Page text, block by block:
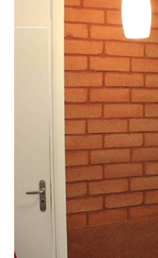
Compressée
écologique